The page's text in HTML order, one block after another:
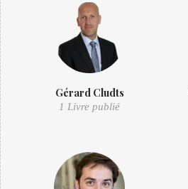
Gérard Cludts
1 Livre publié